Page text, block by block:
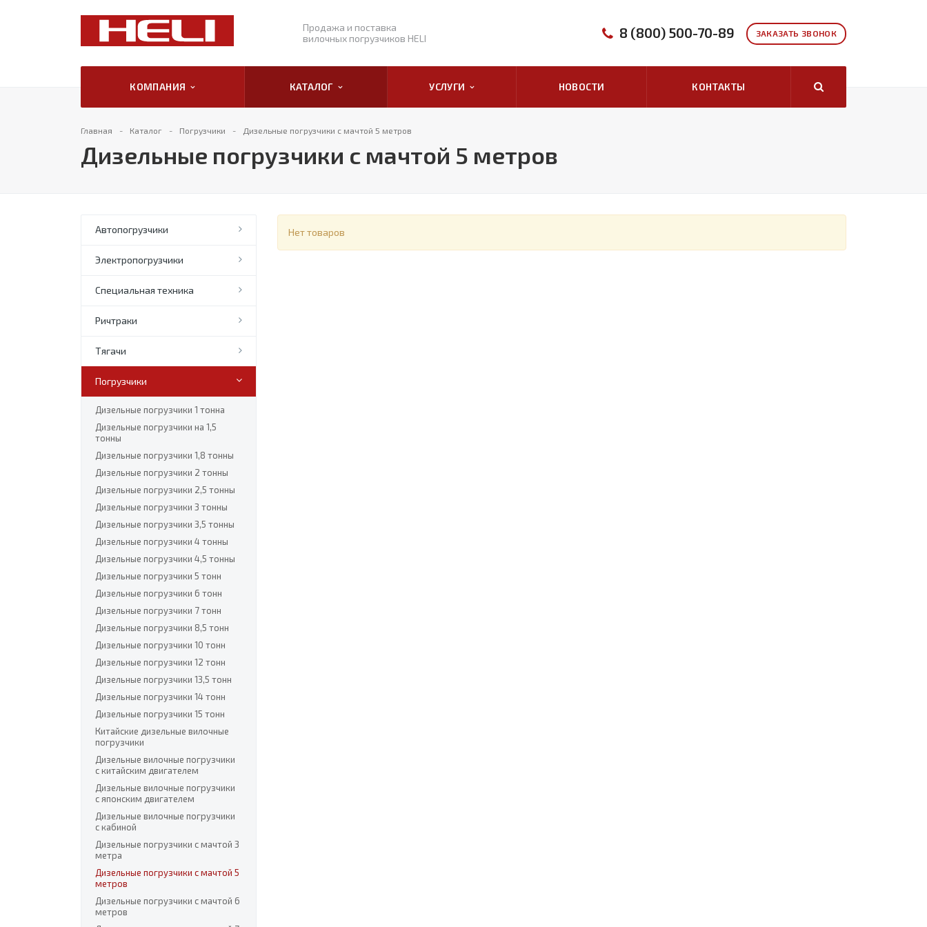
Продажа и поставка
вилочных погрузчиков HELI
ЗАКАЗАТЬ ЗВОНОК
8 (800) 500-70-89
КОМПАНИЯ КАТАЛОГ УСЛУГИ НОВОСТИ КОНТАКТЫ
Главная Каталог Погрузчики Дизельные погрузчики с мачтой 5 метров
Дизельные погрузчики с мачтой 5 метров
Автопогрузчики
Электропогрузчики
Специальная техника
Ричтраки
Тягачи
Погрузчики
Дизельные погрузчики 1 тонна
Дизельные погрузчики на 1,5
тонны
Дизельные погрузчики 1,8 тонны
Дизельные погрузчики 2 тонны
Дизельные погрузчики 2,5 тонны
Дизельные погрузчики 3 тонны
Дизельные погрузчики 3,5 тонны
Дизельные погрузчики 4 тонны
Дизельные погрузчики 4,5 тонны
Дизельные погрузчики 5 тонн
Дизельные погрузчики 6 тонн
Дизельные погрузчики 7 тонн
Дизельные погрузчики 8,5 тонн
Дизельные погрузчики 10 тонн
Дизельные погрузчики 12 тонн
Дизельные погрузчики 13,5 тонн
Дизельные погрузчики 14 тонн
Дизельные погрузчики 15 тонн
Китайские дизельные вилочные
погрузчики
Дизельные вилочные погрузчики
с китайским двигателем
Дизельные вилочные погрузчики
с японским двигателем
Дизельные вилочные погрузчики
с кабиной
Дизельные погрузчики с мачтой 3
метра
Дизельные погрузчики с мачтой 5
метров
Дизельные погрузчики с мачтой 6
метров
Нет товаров